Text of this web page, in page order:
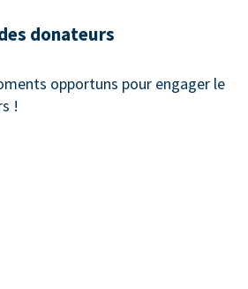
donateurs
opportuns pour engager le
!